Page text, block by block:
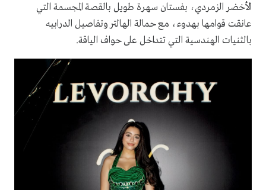
الأخضر الزمردي، بفستان سهرة طويل بالقصة المجسمة التي
عانقت قوامها بهدوء، مع حمالة الهالتر وتفاصيل الدرابيه
بالثنيات الهندسية التي تتداخل على حواف الياقة.